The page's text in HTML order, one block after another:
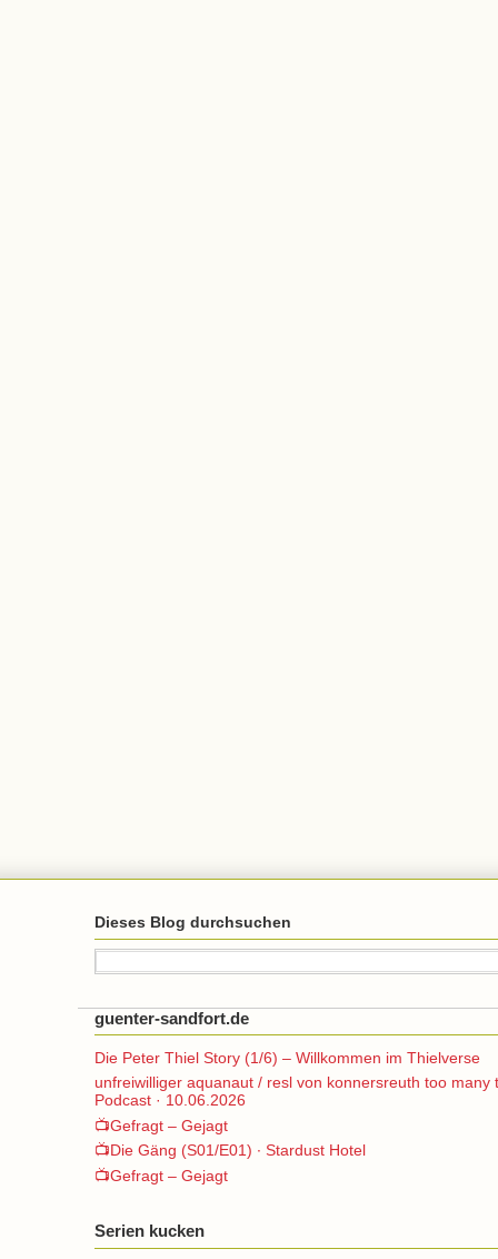
Dieses Blog durchsuchen
guenter-sandfort.de
Die Peter Thiel Story (1/6) – Willkommen im Thielverse
unfreiwilliger aquanaut / resl von konnersreuth too many
Podcast · 10.06.2026
📺Gefragt – Gejagt
📺Die Gäng (S01/E01) ∙ Stardust Hotel
📺Gefragt – Gejagt
Serien kucken